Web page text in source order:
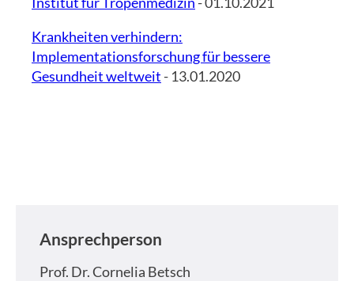
Krankheiten verhindern:
Implementationsforschung für bessere
Gesundheit weltweit - 13.01.2020
Ansprechperson
Prof. Dr.Cornelia Betsch